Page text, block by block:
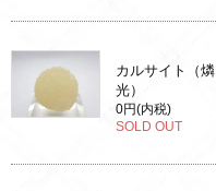
カルサイト（燐
光）
0円(内税)
SOLD OUT